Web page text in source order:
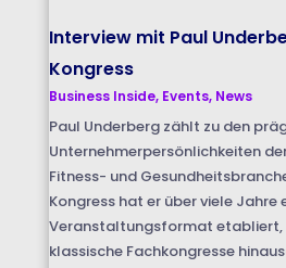
Interview mit Paul
Kongress
Business Inside, Events, News
Paul Underberg zählt zu den
Unternehmerpersönlichkeiten
Fitness- und
Kongress hat er über viele Jahre
Veranstaltungsformat etabliert,
klassische Fachkongresse